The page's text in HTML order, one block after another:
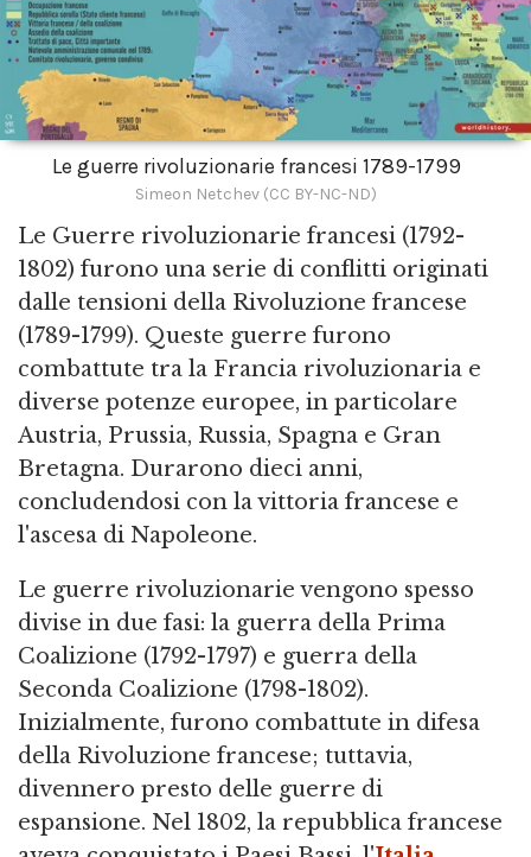
Le guerre rivoluzionarie francesi 1789-1799
Simeon Netchev (CC BY-NC-ND)
Le Guerre rivoluzionarie francesi (1792-
1802) furono una serie di conflitti originati
dalle tensioni della Rivoluzione francese
(1789-1799). Queste guerre furono
combattute tra la Francia rivoluzionaria e
diverse potenze europee, in particolare
Austria, Prussia, Russia, Spagna e Gran
Bretagna. Durarono dieci anni,
concludendosi con la vittoria francese e
l'ascesa di Napoleone.
Le guerre rivoluzionarie vengono spesso
divise in due fasi: la guerra della Prima
Coalizione (1792-1797) e guerra della
Seconda Coalizione (1798-1802).
Inizialmente, furono combattute in difesa
della Rivoluzione francese; tuttavia,
divennero presto delle guerre di
espansione. Nel 1802, la repubblica francese